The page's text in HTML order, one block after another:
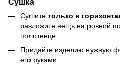
Сушите только в
разложите вещь на ровной
полотенце.
Придайте изделию нужную
его руками.